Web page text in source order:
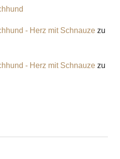
- Herz mit Schnauzezu
- Herz mit Schnauzezu